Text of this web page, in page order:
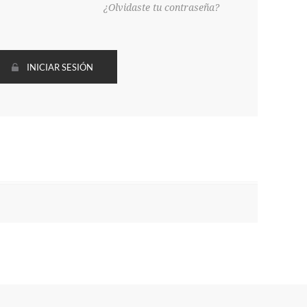
¿Olvidaste tu contraseña?